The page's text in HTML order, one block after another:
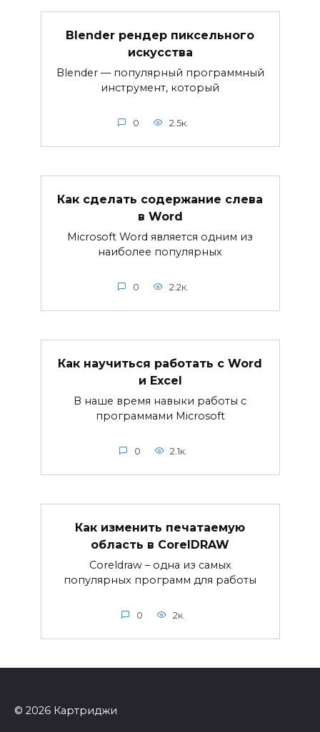
Blender рендер пиксельного
искусства
Blender — популярный программный
инструмент, который
0 2.5к.
Как сделать содержание слева
в Word
Microsoft Word является одним из
наиболее популярных
0 2.2к.
Как научиться работать с Word
и Excel
В наше время навыки работы с
программами Microsoft
0 2.1к.
Как изменить печатаемую
область в CorelDRAW
Coreldraw – одна из самых
популярных программ для работы
0 2к.
© 2026 Картриджи